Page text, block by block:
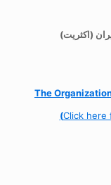
(اکثریت)
The
(Click here